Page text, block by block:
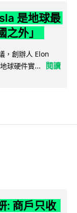
是地球最
外」
，創辦人 Elon
球硬件實...
閱讀
: 商戶只收